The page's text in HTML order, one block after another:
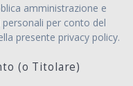
amministrazione e
per conto del
presente privacy policy.
(o Titolare)